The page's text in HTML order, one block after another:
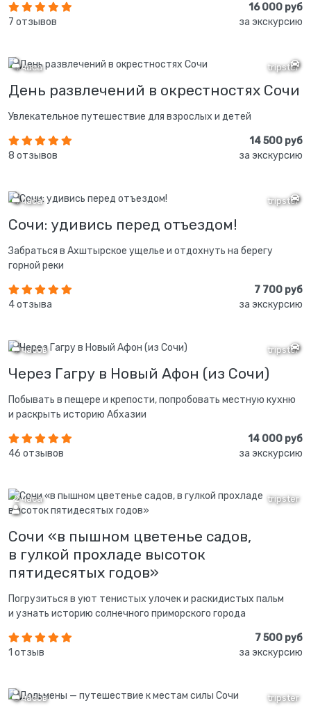
7 отзывов
16 000 руб
за экскурсию
tripster
4 часа
День развлечений в окрестностях Сочи
Увлекательное путешествие для взрослых и детей
8 отзывов
14 500 руб
за экскурсию
tripster
4 часа
Сочи: удивись перед отъездом!
Забраться в Ахштырское ущелье и отдохнуть на берегу
горной реки
4 отзыва
7 700 руб
за экскурсию
tripster
9 часов
Через Гагру в Новый Афон (из Сочи)
Побывать в пещере и крепости, попробовать местную кухню
и раскрыть историю Абхазии
46 отзывов
14 000 руб
за экскурсию
tripster
2 часа
Сочи «в пышном цветенье садов,
в гулкой прохладе высоток
пятидесятых годов»
Погрузиться в уют тенистых улочек и раскидистых пальм
и узнать историю солнечного приморского города
1 отзыв
7 500 руб
за экскурсию
tripster
5 часов